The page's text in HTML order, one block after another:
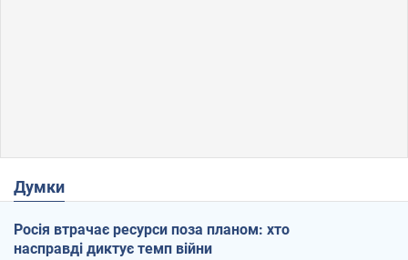
Думки
Росія втрачає ресурси поза планом: хто
насправді диктує темп війни